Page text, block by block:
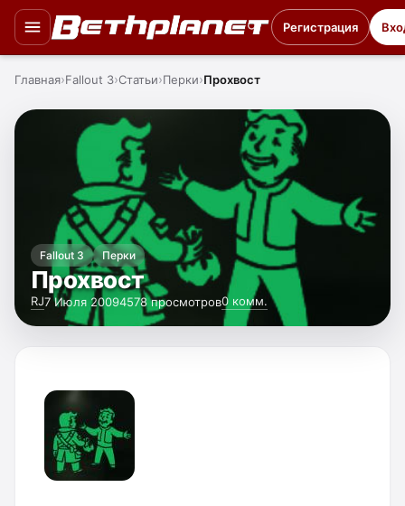
Регистрация
Главная Fallout 3 Статьи Перки Прохвост
Fallout 3 Перки
Прохвост
RJ7 Июля 20094578 просмотров0 комм.